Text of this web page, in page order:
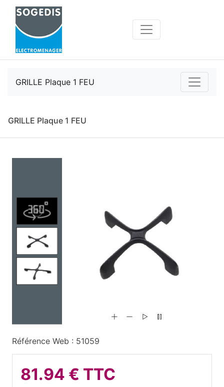
GRILLE Plaque 1 FEU
GRILLE Plaque 1 FEU
Référence Web : 51059
81.94 € TTC